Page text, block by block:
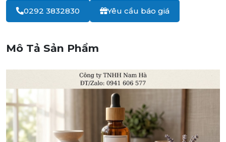
0292 3832830 Yêu cầu báo giá
Mô Tả Sản Phẩm